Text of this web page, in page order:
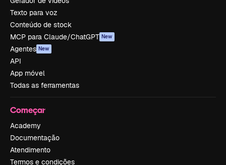
Texto para voz
Conteúdo de stock
MCP para Claude/ChatGPT New
Agentes New
API
App móvel
Todas as ferramentas
Começar
Academy
Documentação
Atendimento
Termos e condições